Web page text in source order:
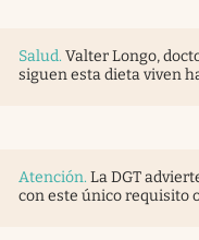
Salud. Valter Longo,
siguen esta dieta viven
Atención. La DGT
con este único requisito